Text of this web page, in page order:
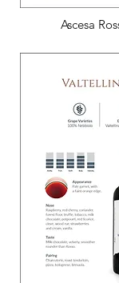
Ascesa